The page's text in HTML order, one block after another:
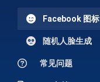
Facebook 图标
随机人脸生成
常见问题